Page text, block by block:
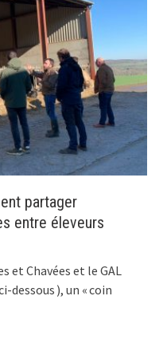
partager
entre éleveurs
et Chavées et le GAL
dessous ), un « coin